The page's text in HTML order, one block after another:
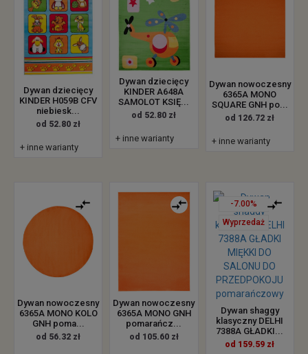
Dywan dziecięcy
KINDER H059B CFV
niebiesk...
od 52.80 zł
+ inne warianty
Dywan dziecięcy
KINDER A648A
SAMOLOT KSIĘ...
od 52.80 zł
+ inne warianty
Dywan nowoczesny
6365A MONO
SQUARE GNH po...
od 126.72 zł
+ inne warianty
Dywan nowoczesny
6365A MONO KOLO
GNH poma...
od 56.32 zł
Dywan nowoczesny
6365A MONO GNH
pomarańcz...
od 105.60 zł
-7.00%
Wyprzedaż
Dywan shaggy
klasyczny DELHI
7388A GŁADKI...
od 159.59 zł